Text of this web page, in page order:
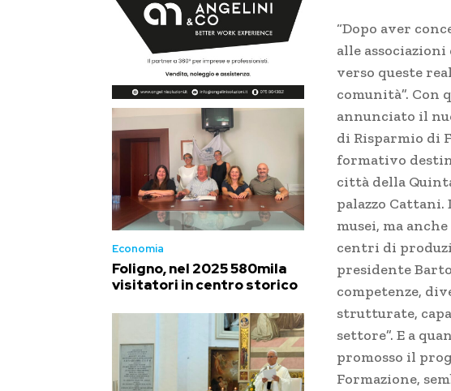
Economia
Foligno, nel 2025 580mila
visitatori in centro storico
“Dopo aver
alle
verso queste
comunità”. Con
annunciato il
di Risparmio di
formativo
città della
palazzo
musei, ma
centri di
presidente
competenze,
strutturate,
settore”. E a
promosso il
Formazione,